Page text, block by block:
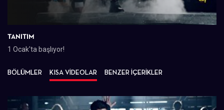
Oynat
TANITIM
1 Ocak'ta başlıyor!
BÖLÜMLER KISA VİDEOLAR BENZER İÇERİKLER